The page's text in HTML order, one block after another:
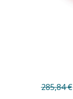
285,84 €